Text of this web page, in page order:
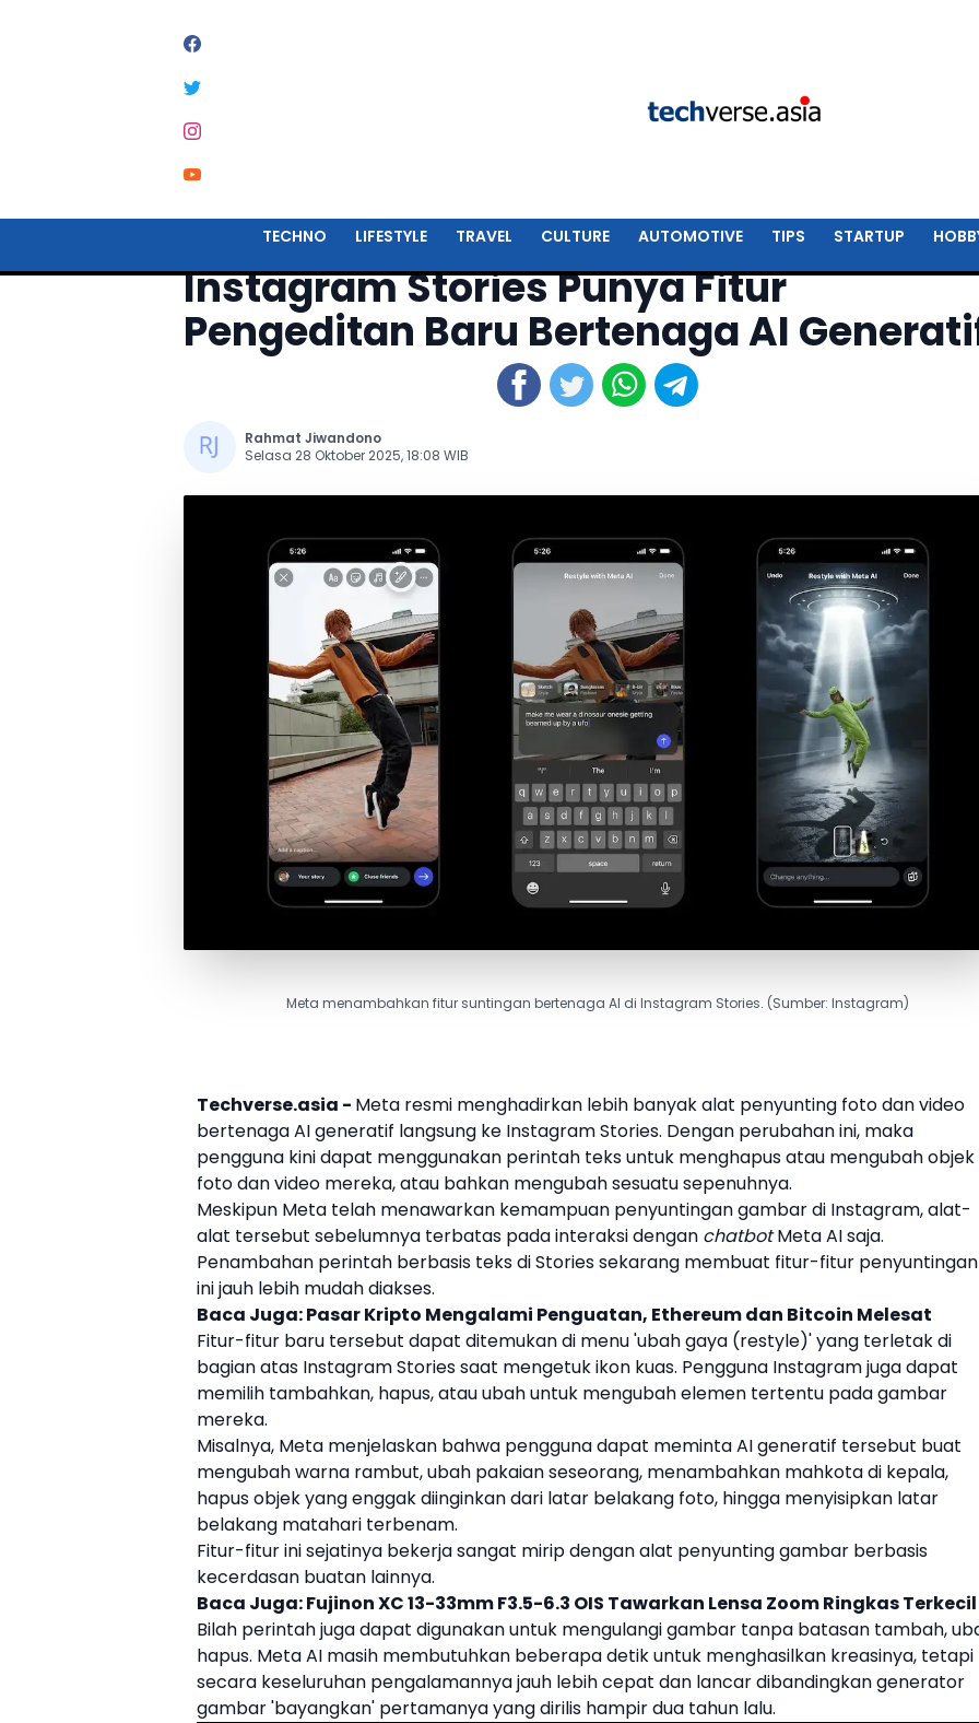
TECHNO LIFESTYLE TRAVEL CULTURE AUTOMOTIVE TIPS STARTUP
Instagram Stories Punya Fitur
Pengeditan Baru Bertenaga AI
Rahmat Jiwandono
Selasa 28 Oktober 2025, 18:08 WIB
Meta menambahkan fitur suntingan bertenaga AI di Instagram Stories. (Sumber: Instagram)
Techverse.asia - Meta resmi menghadirkan lebih banyak alat penyunting foto dan video
bertenagaAI generatif langsung ke InstagramStories. Dengan perubahan ini, maka
pengguna kini dapat menggunakan perintah teks untuk menghapus atau mengubah objek
foto dan video mereka, atau bahkan mengubah sesuatu sepenuhnya.
Meskipun Meta telah menawarkan kemampuan penyuntingan gambar di Instagram, alat-
alat tersebut sebelumnya terbatas pada interaksi dengan chatbot Meta AIsaja.
Penambahan perintah berbasis teks diStoriessekarang membuat fitur-fitur penyuntingan
ini jauh lebih mudah diakses.
Baca Juga:Pasar Kripto Mengalami Penguatan, Ethereum dan Bitcoin Melesat
Fitur-fitur baru tersebut dapat ditemukan di menu 'ubah gaya (restyle)' yang terletak di
bagian atas InstagramStoriessaat mengetuk ikon kuas. Pengguna Instagramjuga dapat
memilih tambahkan, hapus, atau ubah untuk mengubah elemen tertentu pada gambar
mereka.
Misalnya, Meta menjelaskan bahwa pengguna dapat memintaAI generatif tersebut buat
mengubah warna rambut, ubah pakaian seseorang, menambahkan mahkota di kepala,
hapus objek yang enggak diinginkan dari latar belakang foto, hingga menyisipkan latar
belakang matahari terbenam.
Fitur-fitur ini sejatinya bekerja sangat mirip dengan alat penyunting gambar berbasis
kecerdasan buatan lainnya.
Baca Juga:Fujinon XC 13-33mm F3.5-6.3 OIS Tawarkan Lensa Zoom Ringkas Terkecil
Bilah perintah juga dapat digunakan untuk mengulangi gambar tanpa batasan tambah,
hapus. Meta AI masih membutuhkan beberapa detik untuk menghasilkan kreasinya, tetapi
secara keseluruhan pengalamannya jauh lebih cepat dan lancar dibandingkan generator
gambar 'bayangkan' pertamanya yang dirilis hampir dua tahun lalu.